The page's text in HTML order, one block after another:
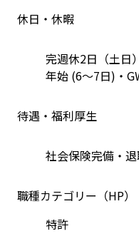
休日・休暇
完週休2日（土日
年始 (6〜7日)・
待遇・福利厚生
社会保険完備・
職種カテゴリー（HP）
特許